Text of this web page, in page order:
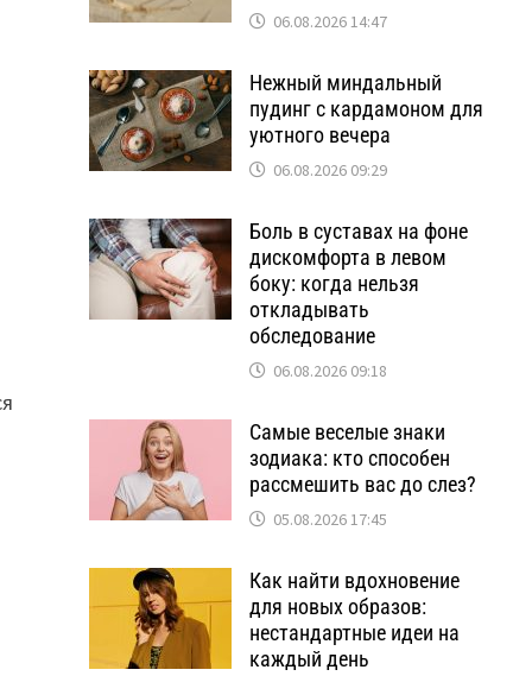
06.08.2026 14:47
Нежный миндальный
пудинг с кардамоном для
уютного вечера
06.08.2026 09:29
Боль в суставах на фоне
дискомфорта в левом
боку: когда нельзя
откладывать
обследование
06.08.2026 09:18
Самые веселые знаки
зодиака: кто способен
рассмешить вас до слез?
05.08.2026 17:45
Как найти вдохновение
для новых образов:
нестандартные идеи на
каждый день